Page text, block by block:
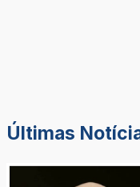
Últimas